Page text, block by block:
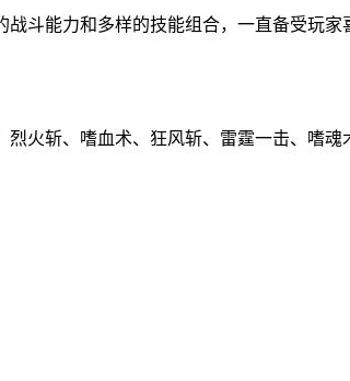
斗能力和多样的技能组合，一直备受玩
火斩、嗜血术、狂风斩、雷霆一击、嗜